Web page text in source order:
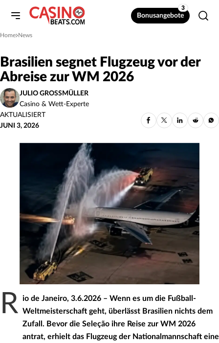
Bonusangebote
3
Home
»News
Brasilien segnet Flugzeug vor der
Abreise zur WM 2026
JULIO GROSSMÜLLER
Casino & Wett-Experte
AKTUALISIERT
JUNI 3, 2026
R io de Janeiro, 3.6.2026 – Wenn es um die Fußball-
Weltmeisterschaft geht, überlässt Brasilien nichts dem
Zufall. Bevor die Seleção ihre Reise zur WM 2026
antrat, erhielt das Flugzeug der Nationalmannschaft eine